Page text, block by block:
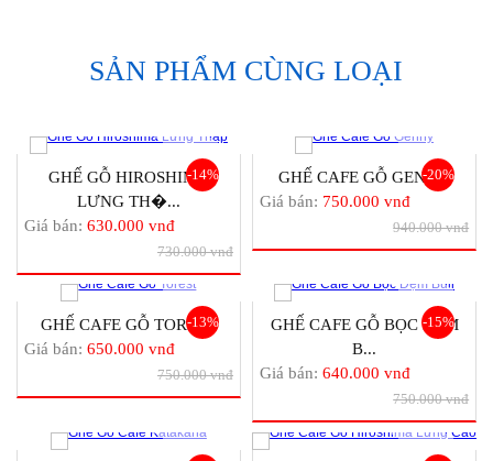
SẢN PHẨM CÙNG LOẠI
-14%
GHẾ GỖ HIROSHIMA
LƯNG TH�...
Giá bán: 630.000 vnđ
730.000 vnđ
-20%
GHẾ CAFE GỖ GENNY
Giá bán: 750.000 vnđ
940.000 vnđ
-13%
GHẾ CAFE GỖ TOREST
Giá bán: 650.000 vnđ
750.000 vnđ
-15%
GHẾ CAFE GỖ BỌC ĐỆM
B...
Giá bán: 640.000 vnđ
750.000 vnđ